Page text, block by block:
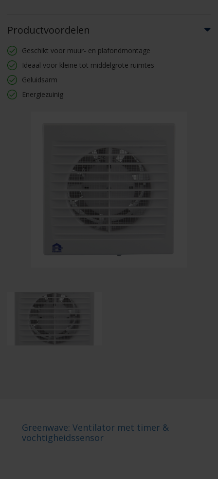
Productvoordelen
Geschikt voor muur- en plafondmontage
Ideaal voor kleine tot middelgrote ruimtes
Geluidsarm
Energiezuinig
Greenwave: Ventilator met timer &
vochtigheidssensor